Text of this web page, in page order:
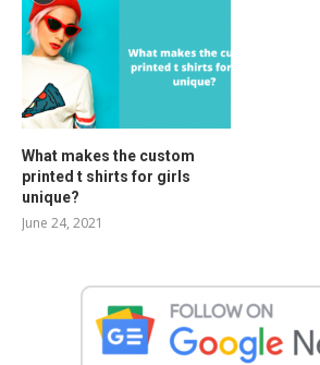
What makes the custom
printed t shirts for girls
unique?
June 24, 2021